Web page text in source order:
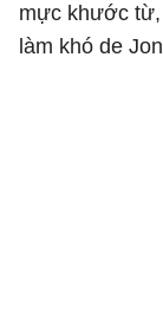
mực khước từ,
làm khó de